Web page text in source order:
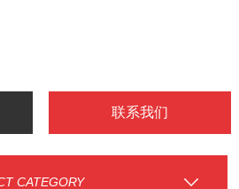
联系我们
CATEGORY